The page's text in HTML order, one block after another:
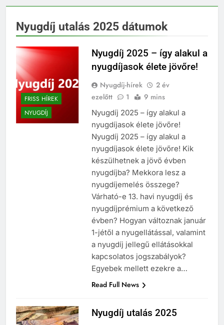
Nyugdíj utalás 2025 dátumok
FRISS HÍREK
NYUGDÍJ
Nyugdíj 2025 – így alakul a
nyugdíjasok élete jövőre!
Nyugdíj-hírek
2 év
ezelőtt
1 9 mins
Nyugdíj 2025 – így alakul a
nyugdíjasok élete jövőre!
Nyugdíj 2025 – így alakul a
nyugdíjasok élete jövőre! Kik
készülhetnek a jövő évben
nyugdíjba? Mekkora lesz a
nyugdíjemelés összege?
Várható-e 13. havi nyugdíj és
nyugdíjprémium a következő
évben? Hogyan változnak január
1-jétől a nyugellátással, valamint
a nyugdíj jellegű ellátásokkal
kapcsolatos jogszabályok?
Egyebek mellett ezekre a…
Read Full News
Nyugdíj utalás 2025